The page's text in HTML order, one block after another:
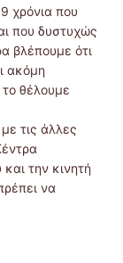
χρόνια που
που δυστυχώς
βλέπουμε ότι
ακόμη
θέλουμε
τις άλλες
την κινητή
να